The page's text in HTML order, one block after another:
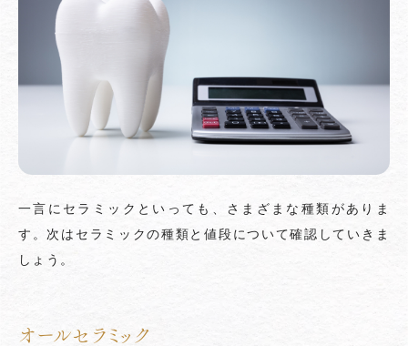
一言にセラミックといっても、さまざまな種類がありま
す。次はセラミックの種類と値段について確認していきま
しょう。
オールセラミック